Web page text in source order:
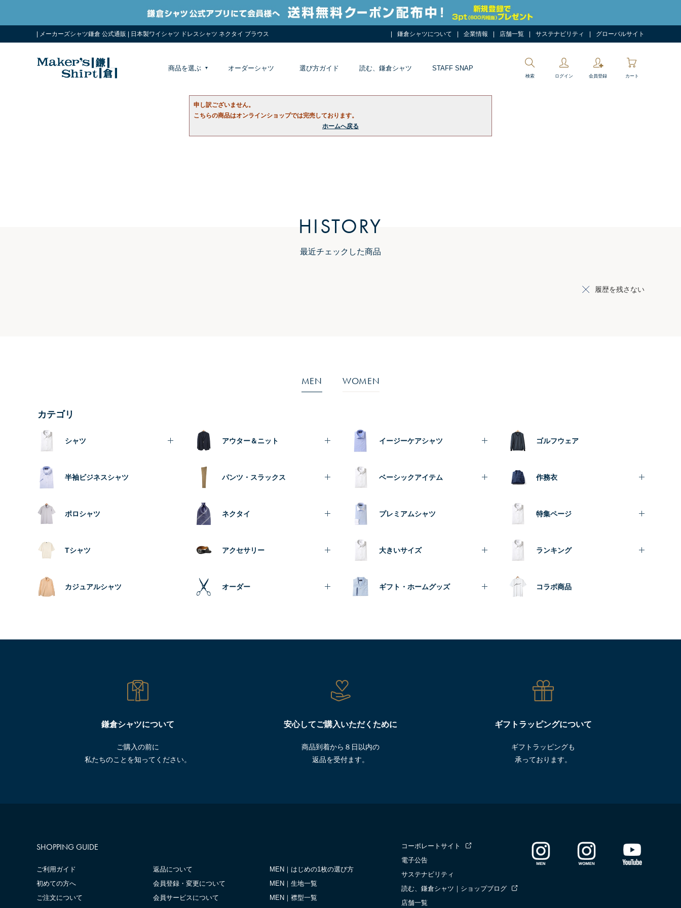
| メーカーズシャツ鎌倉 公式通販 | 日本製ワイシャツ ドレスシャツ ネクタイ ブラウス 鎌倉シャツについて 企業情報 店舗一覧 サステナビリティ グローバルサイト
商品を選ぶ オーダーシャツ 選び方ガイド 読む、鎌倉シャツ STAFF SNAP
検索 ログイン 会員登録 カート
申し訳ございません。
こちらの商品はオンラインショップでは完売しております。
ホームへ戻る
HISTORY
最近チェックした商品
履歴を残さない
MEN WOMEN
カテゴリ
シャツ
半袖ビジネスシャツ
ポロシャツ
Tシャツ
カジュアルシャツ
アウター＆ニット
パンツ・スラックス
ネクタイ
アクセサリー
オーダー
イージーケアシャツ
ベーシックアイテム
プレミアムシャツ
大きいサイズ
ギフト・ホームグッズ
ゴルフウェア
作務衣
特集ページ
ランキング
コラボ商品
鎌倉シャツについて
ご購入の前に
私たちのことを知ってください。
安心してご購入いただくために
商品到着から８日以内の
返品を受付ます。
ギフトラッピングについて
ギフトラッピングも
承っております。
SHOPPING GUIDE
ご利用ガイド
初めての方へ
ご注文について
返品について
会員登録・変更について
会員サービスについて
MEN｜はじめの1枚の選び方
MEN｜生地一覧
MEN｜襟型一覧
コーポレートサイト
電子公告
サステナビリティ
読む、鎌倉シャツ｜ショップブログ
店舗一覧